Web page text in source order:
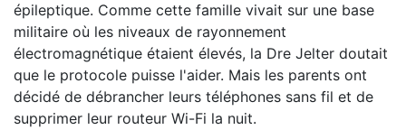
épileptique. Comme cette famille vivait sur une base
militaire où les niveaux de rayonnement
électromagnétique étaient élevés, la Dre Jelter doutait
que le protocole puisse l'aider. Mais les parents ont
décidé de débrancher leurs téléphones sans fil et de
supprimer leur routeur Wi-Fi la nuit.